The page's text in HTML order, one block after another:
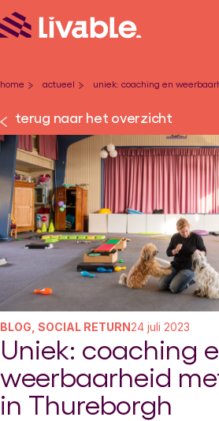
home - actueel - uniek: coaching en
terug naar het overzicht
BLOG, SOCIAL RETURN24 juli 2023
Uniek: coaching
weerbaarheid
in Thureborgh